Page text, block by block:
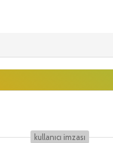
kullanıcı i̇mzası